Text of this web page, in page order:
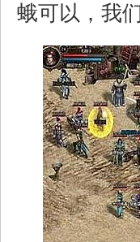
蛾可以，我